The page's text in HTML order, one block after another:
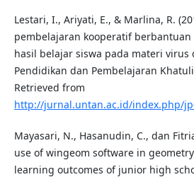
Lestari, I., Ariyati, E., & Marlina, R.
pembelajaran kooperatif
hasil belajar siswa pada materi virus
Pendidikan dan Pembelajaran
Retrieved from
http://jurnal.untan.ac.id/index.php/
Mayasari, N., Hasanudin, C., dan
use of wingeom software in
learning outcomes of junior high